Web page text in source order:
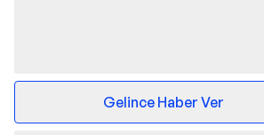
Gelince Haber Ver